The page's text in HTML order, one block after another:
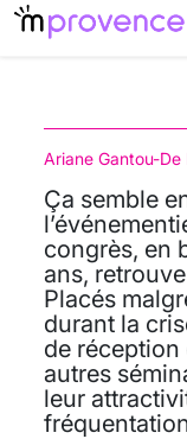
Ça semble
congrès, en
ans,
Placés
durant la
de réception
autres
leur
Ariane Gantou-De